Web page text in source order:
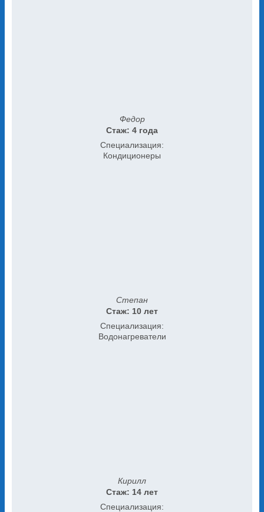
Федор
Стаж: 4 года
Специализация:
Кондиционеры
Степан
Стаж: 10 лет
Специализация:
Водонагреватели
Кирилл
Стаж: 14 лет
Специализация: